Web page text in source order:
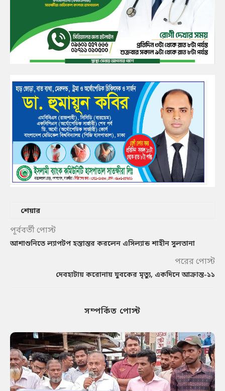
শেয়ার
পূর্ববর্তী পোস্ট
আশাশুনিতে ল্যাপটপ হস্তান্তর করলেন এসিল্যান্ড শাহীন সুলতানা
পরের পোস্ট
দেবহাটায় করোনায় যুবকের মৃত্যু, একদিনে আক্রান্ত-১১
সম্পর্কিত পোস্ট